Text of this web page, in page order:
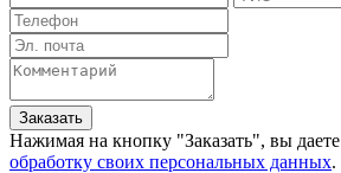
Заказать
Нажимая на кнопку "Заказать", вы даете
обработку своих персональных данных.